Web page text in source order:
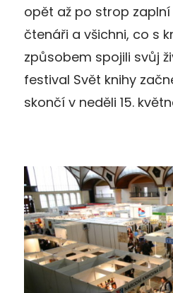
opět až po strop zaplní
čtenáři a všichni, co s
způsobem spojili svůj
festival Svět knihy
skončí v neděli 15.